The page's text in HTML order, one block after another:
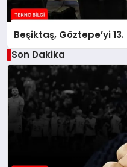
Beşiktaş, Göztepe’yi
Son Dakika